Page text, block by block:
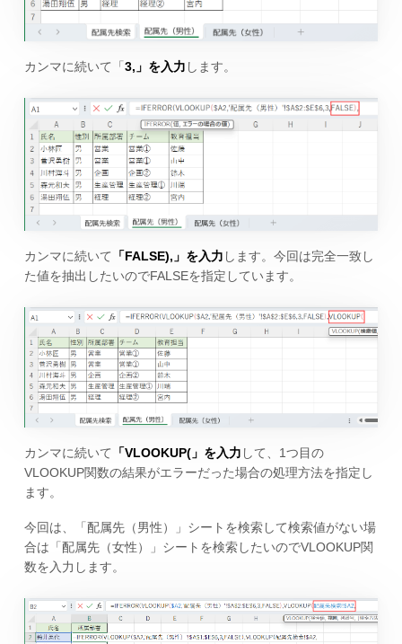
カンマに続いて「 3,」を入力 します。
カンマに続いて 「FALSE),」を入力 します。今回は完全一致し
た値を抽出したいのでFALSEを指定しています。
カンマに続いて 「VLOOKUP(」を入力 して、1つ目の
VLOOKUP関数の結果がエラーだった場合の処理方法を指定し
ます。
今回は、「配属先（男性）」シートを検索して検索値がない場
合は「配属先（女性）」シートを検索したいのでVLOOKUP関
数を入力します。